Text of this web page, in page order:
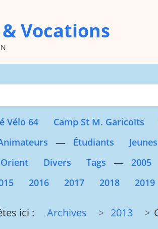
Vocations
Vélo 64 Camp St M. Garicoïts
— Étudiants
Divers Tags — 2005
2016 2017 2018 2019
ici : Archives 2013